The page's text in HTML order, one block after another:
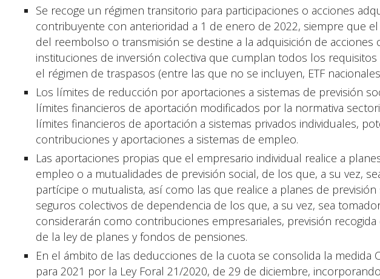
Se recoge un régimen transitorio para participaciones o acciones
contribuyente con anterioridad a 1 de enero de 2022, siempre que
del reembolso o transmisión se destine a la adquisición de acciones
instituciones de inversión colectiva que cumplan todos los
el régimen de traspasos (entre las que no se incluyen, ETF
Los límites de reducción por aportaciones a sistemas de previsión
límites financieros de aportación modificados por la normativa
límites financieros de aportación a sistemas privados individuales,
contribuciones y aportaciones a sistemas de empleo.
Las aportaciones propias que el empresario individual realice a
empleo o a mutualidades de previsión social, de los que, a su vez,
partícipe o mutualista, así como las que realice a planes de
seguros colectivos de dependencia de los que, a su vez, sea
considerarán como contribuciones empresariales, previsión
de la ley de planes y fondos de pensiones.
En el ámbito de las deducciones de la cuota se consolida la medida
para 2021 por la Ley Foral 21/2020, de 29 de diciembre,